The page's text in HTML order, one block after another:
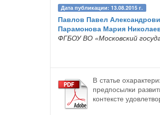
Дата публикации: 13.08.2015 г.
Павлов Павел
Парамонова Мария
ФГБОУ ВО «Московский
В статье
предпосылки
контексте